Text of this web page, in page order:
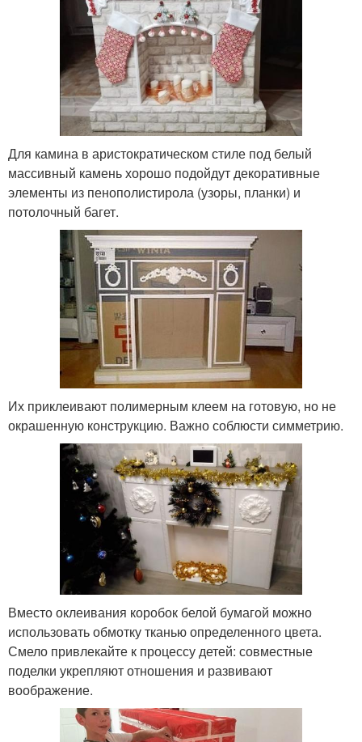
Для камина в аристократическом стиле под белый
массивный камень хорошо подойдут декоративные
элементы из пенополистирола (узоры, планки) и
потолочный багет.
Их приклеивают полимерным клеем на готовую, но не
окрашенную конструкцию. Важно соблюсти симметрию.
Вместо оклеивания коробок белой бумагой можно
использовать обмотку тканью определенного цвета.
Смело привлекайте к процессу детей: совместные
поделки укрепляют отношения и развивают
воображение.